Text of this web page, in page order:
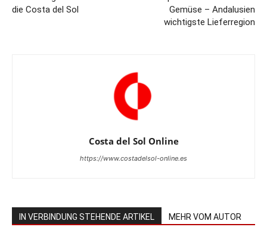
die Costa del Sol
Gemüse – Andalusien
wichtigste Lieferregion
Costa del Sol Online
https://www.costadelsol-online.es
IN VERBINDUNG STEHENDE ARTIKEL MEHR VOM AUTOR